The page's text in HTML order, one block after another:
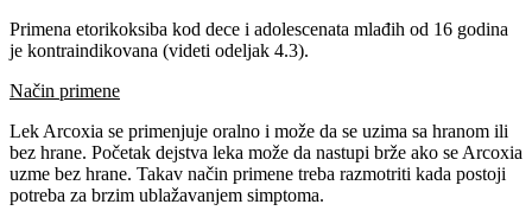
Primena etorikoksiba kod dece i adolescenata mlađih od 16 godina
je kontraindikovana (videti odeljak 4.3).
Način primene
Lek Arcoxia se primenjuje oralno i može da se uzima sa hranom ili
bez hrane. Početak dejstva leka može da nastupi brže ako se Arcoxia
uzme bez hrane. Takav način primene treba razmotriti kada postoji
potreba za brzim ublažavanjem simptoma.